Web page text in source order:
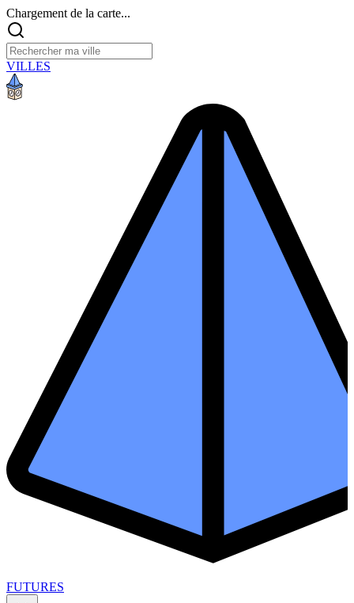
Chargement de la carte...
VILLES
FUTURES